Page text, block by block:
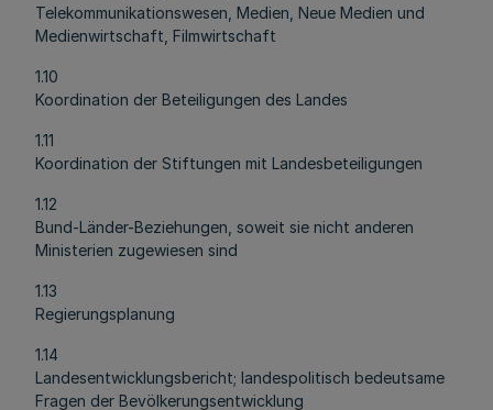
Telekommunikationswesen, Medien, Neue Medien und
Medienwirtschaft, Filmwirtschaft
1.10
Koordination der Beteiligungen des Landes
1.11
Koordination der Stiftungen mit Landesbeteiligungen
1.12
Bund-Länder-Beziehungen, soweit sie nicht anderen
Ministerien zugewiesen sind
1.13
Regierungsplanung
1.14
Landesentwicklungsbericht; landespolitisch bedeutsame
Fragen der Bevölkerungsentwicklung